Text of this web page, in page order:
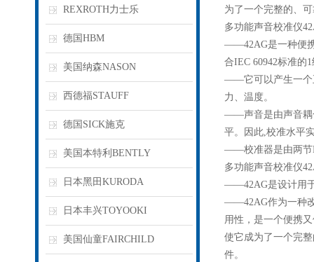
REXROTH力士乐
德国HBM
美国纳森NASON
西德福STAUFF
德国SICK施克
美国本特利BENTLY
日本黑田KURODA
日本丰兴TOYOOKI
美国仙童FAIRCHILD
为了一个完整的、
多功能声音校准仪
——42AG是一种便
合IEC 60942标准的
——它可以产生一个
力、温度。
——声音是由声音耦
平。因此,校准水平
——校准器是由两节
多功能声音校准仪
——42AG是设计用于
——42AG作为一种改
用性，是一个便携
使它成为了一个完
件。